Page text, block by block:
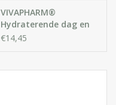
VIVAPHARM®
Hydraterende dag en
nacht gezichtscrème
€14,45